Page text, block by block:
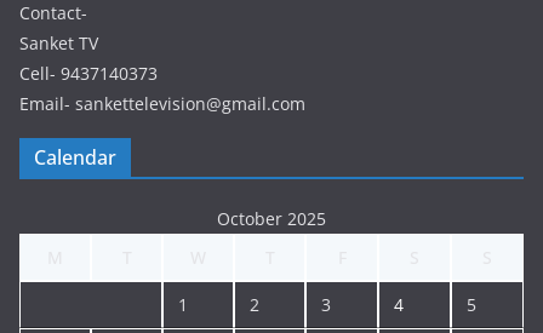
Contact-
Sanket TV
Cell- 9437140373
Email- sankettelevision@gmail.com
Calendar
October 2025
1 2 3 4 5